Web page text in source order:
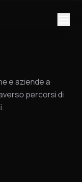
e aziende a
percorsi di